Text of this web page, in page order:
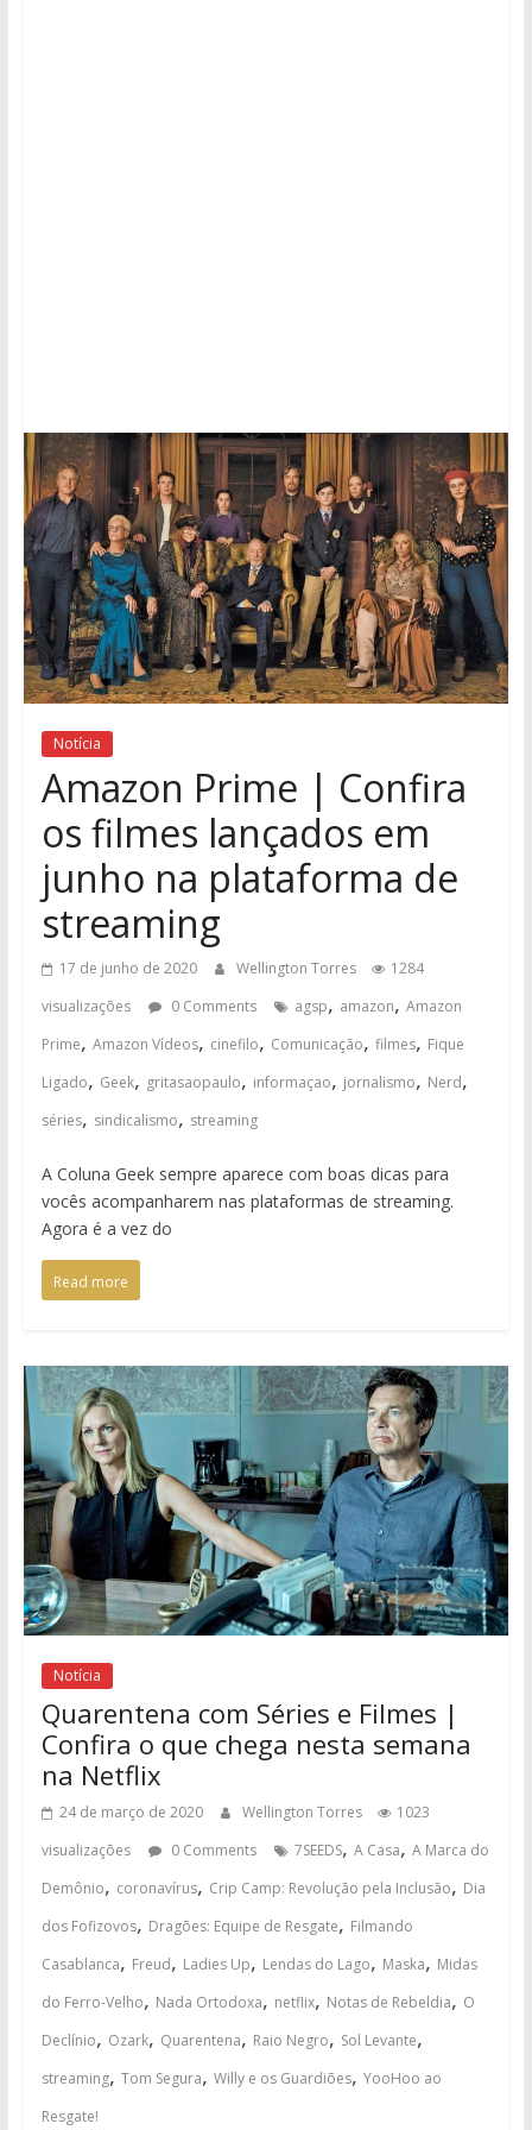
Notícia
Amazon Prime | Confira
os filmes lançados em
junho na plataforma de
streaming
17 de junho de 2020 Wellington Torres
1284
visualizações
0 Comments agsp, amazon, Amazon
Prime, Amazon Vídeos, cinefilo, Comunicação, filmes, Fique
Ligado, Geek, gritasaopaulo, informaçao, jornalismo, Nerd,
séries, sindicalismo, streaming
A Coluna Geek sempre aparece com boas dicas para
vocês acompanharem nas plataformas de streaming.
Agora é a vez do
Read more
Notícia
Quarentena com Séries e Filmes |
Confira o que chega nesta semana
na Netflix
24 de março de 2020 Wellington Torres
1023
visualizações
0 Comments 7SEEDS, A Casa, A Marca do
Demônio, coronavírus, Crip Camp: Revolução pela Inclusão, Dia
dos Fofizovos, Dragões: Equipe de Resgate, Filmando
Casablanca, Freud, Ladies Up, Lendas do Lago, Maska, Midas
do Ferro-Velho, Nada Ortodoxa, netflix, Notas de Rebeldia, O
Declínio, Ozark, Quarentena, Raio Negro, Sol Levante,
streaming, Tom Segura, Willy e os Guardiões, YooHoo ao
Resgate!